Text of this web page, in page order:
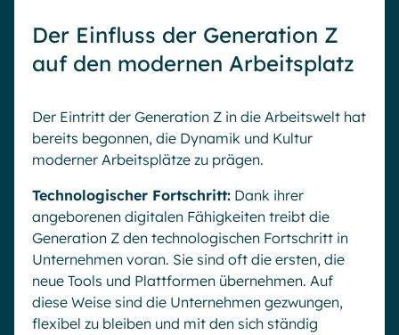
Der Einfluss der Generation Z
auf den modernen Arbeitsplatz
Der Eintritt der Generation Z in die Arbeitswelt hat
bereits begonnen, die Dynamik und Kultur
moderner Arbeitsplätze zu prägen.
Technologischer Fortschritt: Dank ihrer
angeborenen digitalen Fähigkeiten treibt die
Generation Z den technologischen Fortschritt in
Unternehmen voran. Sie sind oft die ersten, die
neue Tools und Plattformen übernehmen. Auf
diese Weise sind die Unternehmen gezwungen,
flexibel zu bleiben und mit den sich ständig